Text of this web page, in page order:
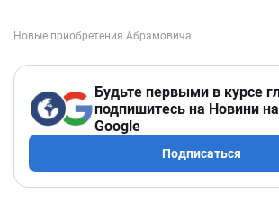
Будьте первыми в курсе
подпишитесь на Новини
Google
Подписаться